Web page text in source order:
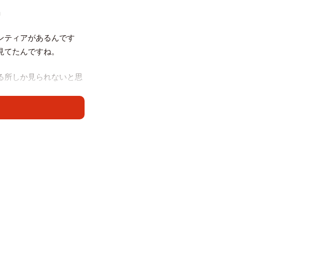
ィアがあるんです
たんですね。
所しか見られないと思